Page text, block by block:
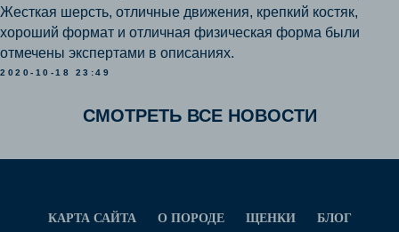
Жесткая шерсть, отличные движения, крепкий костяк,
хороший формат и отличная физическая форма были
отмечены экспертами в описаниях.
2020-10-18 23:49
СМОТРЕТЬ ВСЕ НОВОСТИ
КАРТА САЙТА О ПОРОДЕ ЩЕНКИ
БЛОГ